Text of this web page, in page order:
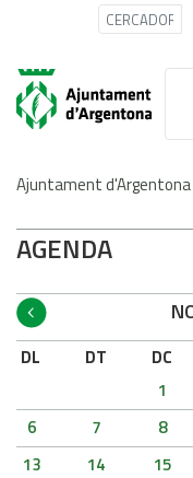
Ajuntament d'Argentona
AGENDA
DL DT DC
1
6
7 8
13
14 15